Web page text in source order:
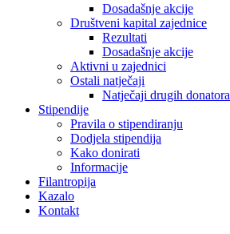
Dosadašnje akcije
Društveni kapital zajednice
Rezultati
Dosadašnje akcije
Aktivni u zajednici
Ostali natječaji
Natječaji drugih donatora
Stipendije
Pravila o stipendiranju
Dodjela stipendija
Kako donirati
Informacije
Filantropija
Kazalo
Kontakt